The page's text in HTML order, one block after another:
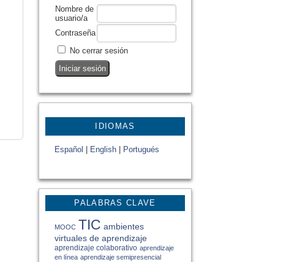
Nombre de
usuario/a
Contraseña
No cerrar sesión
IDIOMAS
Español English Portugués
PALABRAS CLAVE
MOOC TIC ambientes
virtuales de aprendizaje
aprendizaje colaborativo aprendizaje
en línea aprendizaje semipresencial